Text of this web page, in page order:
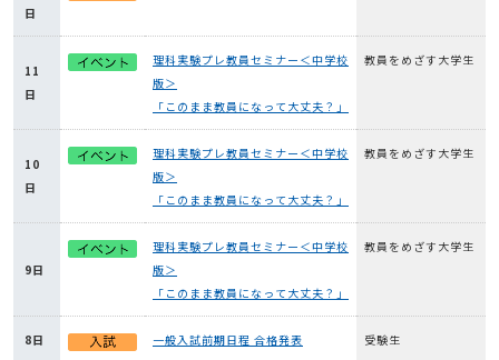
日
11
日
理科実験プレ教員セミナー＜中学校
版＞
「このまま教員になって大丈夫？」
教員をめざす大学生
10
日
理科実験プレ教員セミナー＜中学校
版＞
「このまま教員になって大丈夫？」
教員をめざす大学生
9日
理科実験プレ教員セミナー＜中学校
版＞
「このまま教員になって大丈夫？」
教員をめざす大学生
8日 一般入試前期日程 合格発表 受験生